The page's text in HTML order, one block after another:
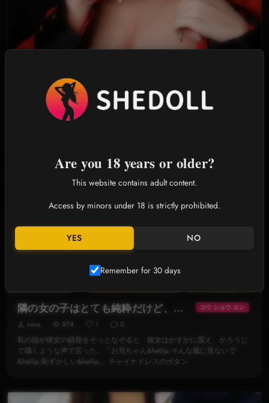
Girls und Panzer
591 0
0
"Huh? Peeping at a lady isn't gentlemanly behavior." "I'm sorry, oh no, I
didn't peep!" "Looks lik
隣の女の子はとても純粋だけど、とても違う《二》 コウ ショウ エン
nova 874 1
0
私の指が彼女の鎖骨をそっとなぞると、彼女はかすかに震え、かろうじ
て囁くような声で言った。「お兄ちゃん&hellip;そんな風に見ないで
&hellip;恥ずかしい&hellip;」チャイナドレスのボタン
Are you 18 years or older?
This website contains adult content.
Access by minors under 18 is strictly prohibited.
YES NO
Remember for 30 days